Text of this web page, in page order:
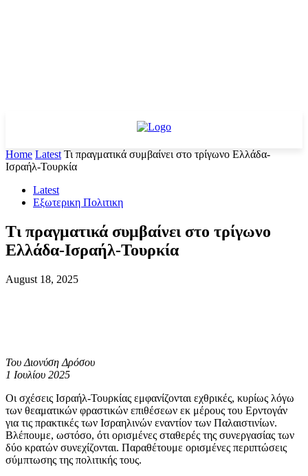
Home Latest Τι πραγματικά συμβαίνει στο τρίγωνο Ελλάδα-
Ισραήλ-Τουρκία
Latest
Εξωτερικη Πολιτικη
Τι πραγματικά συμβαίνει στο τρίγωνο
Ελλάδα-Ισραήλ-Τουρκία
August 18, 2025
Του Διονύση Δρόσου
1 Ιουλίου 2025
Οι σχέσεις Ισραήλ-Τουρκίας εμφανίζονται εχθρικές, κυρίως λόγω
των θεαματικών φραστικών επιθέσεων εκ μέρους του Ερντογάν
για τις πρακτικές των Ισραηλινών εναντίον των Παλαιστινίων.
Βλέπουμε, ωστόσο, ότι ορισμένες σταθερές της συνεργασίας των
δύο κρατών συνεχίζονται. Παραθέτουμε ορισμένες περιπτώσεις
σύμπτωσης της πολιτικής τους.